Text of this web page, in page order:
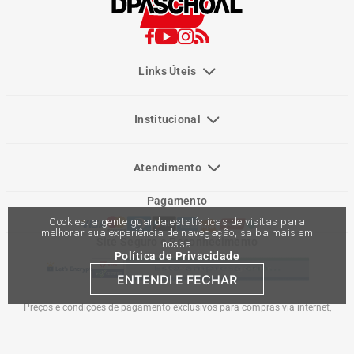
Cookies: a gente guarda estatísticas de visitas para
melhorar sua experiência de navegação, saiba mais em
nossa
Política de Privacidade
ENTENDI E FECHAR
Links Úteis
Institucional
Atendimento
Pagamento
Site Seguro e Reconhecimento
Preços e condições de pagamento exclusivos para compras via internet,